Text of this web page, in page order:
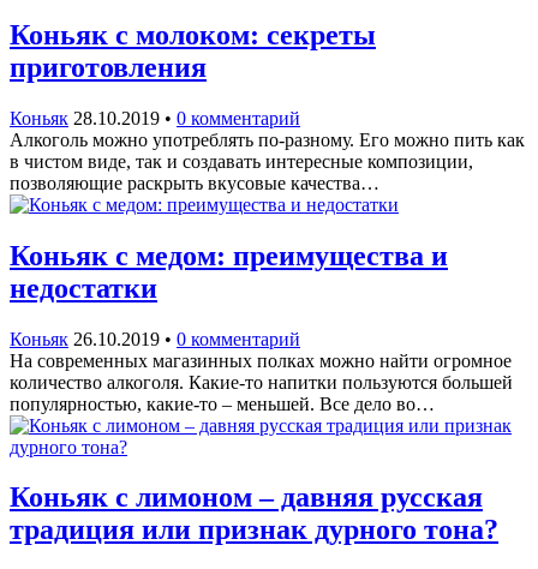
Коньяк с молоком: секреты
приготовления
Коньяк 28.10.2019 • 0 комментарий
Алкоголь можно употреблять по-разному. Его можно пить как
в чистом виде, так и создавать интересные композиции,
позволяющие раскрыть вкусовые качества…
Коньяк с медом: преимущества и
недостатки
Коньяк 26.10.2019 • 0 комментарий
На современных магазинных полках можно найти огромное
количество алкоголя. Какие-то напитки пользуются большей
популярностью, какие-то – меньшей. Все дело во…
Коньяк с лимоном – давняя русская
традиция или признак дурного тона?